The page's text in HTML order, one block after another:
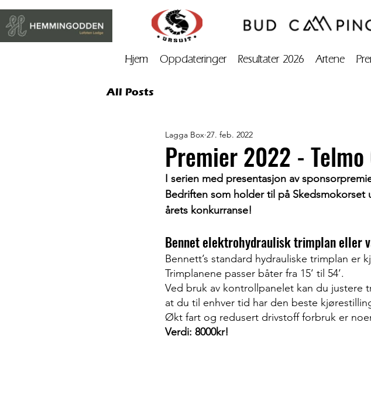
Hjem Oppdateringer Resultater 2026 Artene
All Posts
Premier 2022 -
Lagga Box 27. feb. 2022
I serien med presentasjon av
Bedriften som holder til på
årets konkurranse!
Bennet elektrohydraulisk trimplan
Bennett’s standard hydrauliske trimplan
Trimplanene passer båter fra 15’ til 54’.
Ved bruk av kontrollpanelet kan du justere
at du til enhver tid har den beste
Økt fart og redusert drivstoff forbruk er
Verdi: 8000kr!